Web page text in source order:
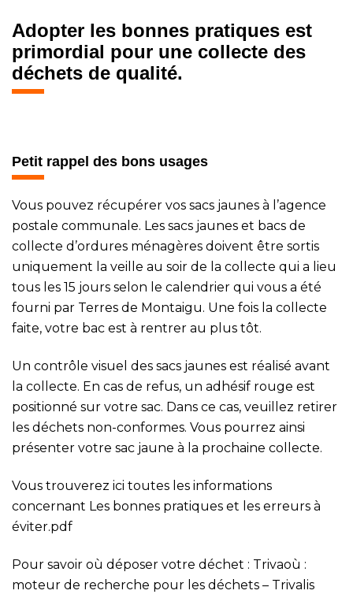
Adopter les bonnes pratiques est
primordial pour une collecte des
déchets de qualité.
Petit rappel des bons usages
Vous pouvez récupérer vos sacs jaunes à l’agence
postale communale. Les sacs jaunes et bacs de
collecte d’ordures ménagères doivent être sortis
uniquement la veille au soir de la collecte qui a lieu
tous les 15 jours selon le calendrier qui vous a été
fourni par Terres de Montaigu. Une fois la collecte
faite, votre bac est à rentrer au plus tôt.
Un contrôle visuel des sacs jaunes est réalisé avant
la collecte. En cas de refus, un adhésif rouge est
positionné sur votre sac. Dans ce cas, veuillez retirer
les déchets non-conformes. Vous pourrez ainsi
présenter votre sac jaune à la prochaine collecte.
Vous trouverez ici toutes les informations
concernant Les bonnes pratiques et les erreurs à
éviter.pdf
Pour savoir où déposer votre déchet : Trivaoù :
moteur de recherche pour les déchets – Trivalis